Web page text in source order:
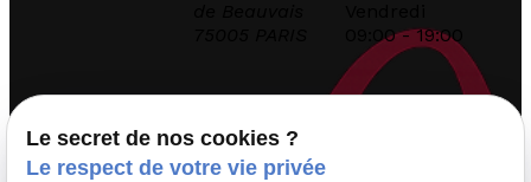
09:00 - 19:00
Accueil
Le cabinet
Le secret de nos cookies ?
Le respect de votre vie privée